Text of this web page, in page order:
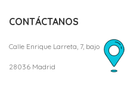
CONTÁCTANOS
Calle Enrique Larreta, 7, bajo
28036 Madrid